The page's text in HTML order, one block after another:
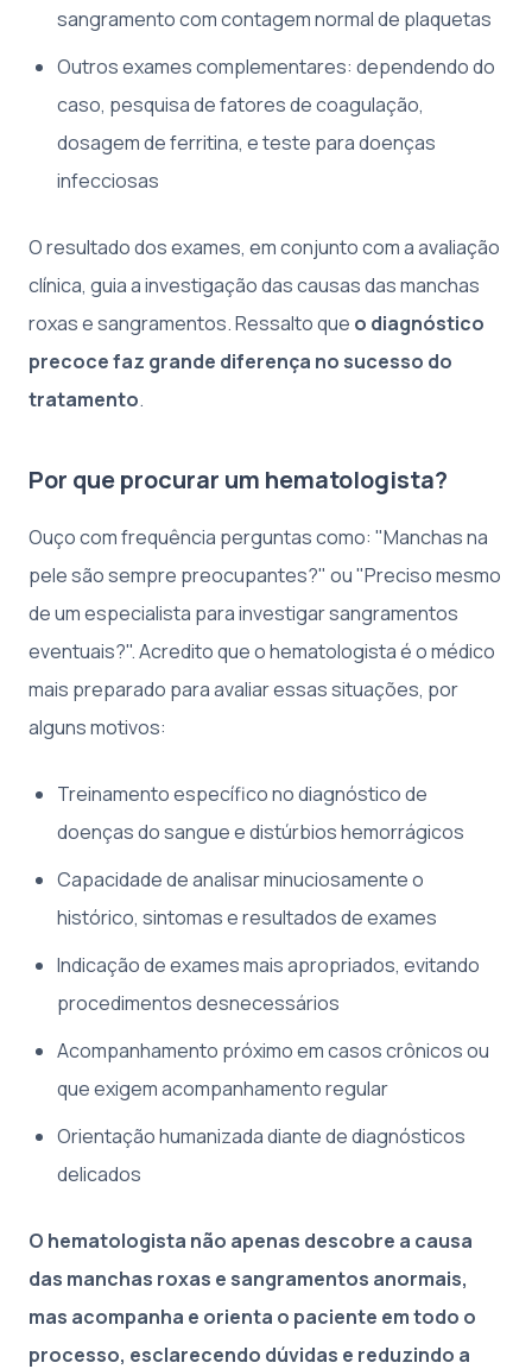
sangramento com contagem normal de plaquetas
Outros exames complementares: dependendo do
caso, pesquisa de fatores de coagulação,
dosagem de ferritina, e teste para doenças
infecciosas
O resultado dos exames, em conjunto com a avaliação
clínica, guia a investigação das causas das manchas
roxas e sangramentos. Ressalto que o diagnóstico
precoce faz grande diferença no sucesso do
tratamento.
Por que procurar um hematologista?
Ouço com frequência perguntas como: "Manchas na
pele são sempre preocupantes?" ou "Preciso mesmo
de um especialista para investigar sangramentos
eventuais?". Acredito que o hematologista é o médico
mais preparado para avaliar essas situações, por
alguns motivos:
Treinamento específico no diagnóstico de
doenças do sangue e distúrbios hemorrágicos
Capacidade de analisar minuciosamente o
histórico, sintomas e resultados de exames
Indicação de exames mais apropriados, evitando
procedimentos desnecessários
Acompanhamento próximo em casos crônicos ou
que exigem acompanhamento regular
Orientação humanizada diante de diagnósticos
delicados
O hematologista não apenas descobre a causa
das manchas roxas e sangramentos anormais,
mas acompanha e orienta o paciente em todo o
processo, esclarecendo dúvidas e reduzindo a